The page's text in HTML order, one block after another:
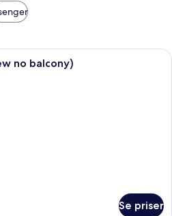
Safe på rommet,
no balcony)
Se priser